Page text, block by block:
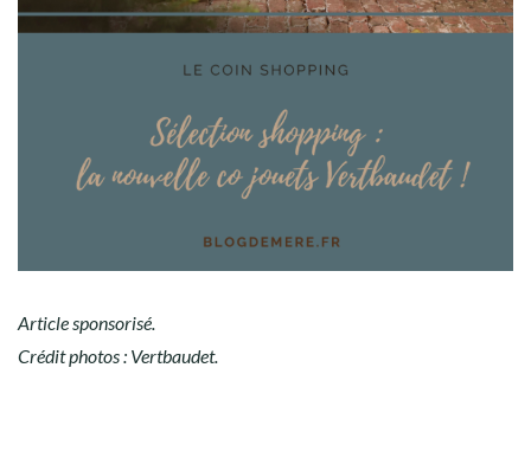
Article sponsorisé.
Crédit photos : Vertbaudet.